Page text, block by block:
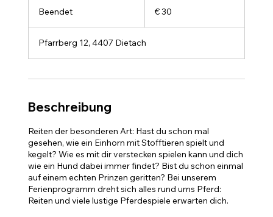
BeendetB
n
d
t
€ 30
Pfarrberg 12, 4407 Dietach
Beschreibung
Reiten der besonderen Art: Hast du schon mal
gesehen, wie ein Einhorn mit Stofftieren spielt und
kegelt? Wie es mit dir verstecken spielen kann und dich
wie ein Hund dabei immer findet? Bist du schon einmal
auf einem echten Prinzen geritten? Bei unserem
Ferienprogramm dreht sich alles rund ums Pferd:
Reiten und viele lustige Pferdespiele erwarten dich.